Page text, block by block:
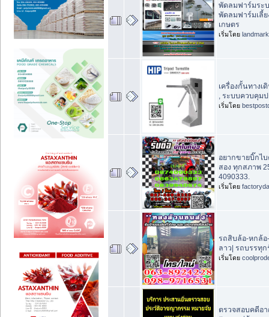
พัดลมฟาร์มระ
พัดลมฟาร์มเลี้
เกษตร
เริ่มโดย
เครื่องกั้นทางเ
, ระบบควบคุ
เริ่มโดย
อยากขายบิ๊กไ
สอง ทุกสภาพ
4090333.
เริ่มโดย
รถสิบล้อ-หกล้อ
ลาว| รถบรรทุก
เริ่มโดย
ตรวจสอบคดีอ